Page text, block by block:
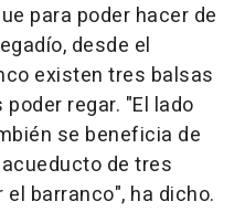
para poder hacer de
desde el
existen tres balsas
regar. "El lado
se beneficia de
de tres
barranco", ha dicho.